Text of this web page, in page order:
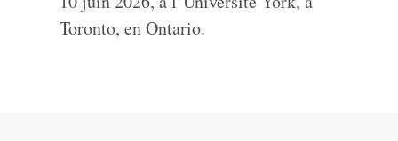
Toronto, en Ontario.